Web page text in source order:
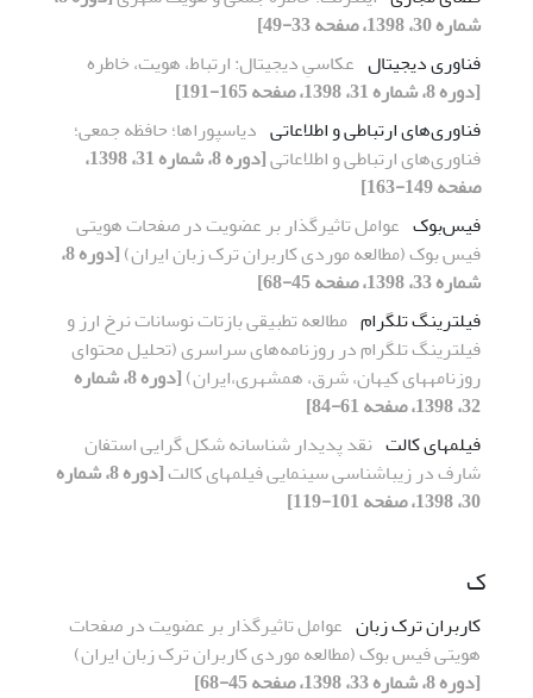
شماره 30، 1398، صفحه 33-49]
فناوری دیجیتال عکاسیِ دیجیتال: ارتباط، هویت، خاطره
[دوره 8، شماره 31، 1398، صفحه 165-191]
فناوری‌های ارتباطی و اطلاعاتی دیاسپوراها؛ حافظه جمعی؛
فناوری‌های ارتباطی و اطلاعاتی
[دوره 8، شماره 31، 1398،
صفحه 149-163]
فیس‌بوک عوامل تاثیرگذار بر عضویت در صفحات هویتی
فیس بوک (مطالعه موردی کاربران ترک زبان ایران)
[دوره 8،
شماره 33، 1398، صفحه 45-68]
فیلترینگ تلگرام مطالعه تطبیقی بازتات نوسانات نرخ ارز و
فیلترینگ تلگرام در روزنامه‌های سراسری (تحلیل محتوای
روزنامه‎های کیهان، شرق، همشهری،ایران)
[دوره 8، شماره
32، 1398، صفحه 61-84]
فیلمهای کالت نقد پدیدار شناسانه شکل گرایی استفان
شارف در زیباشناسی سینمایی فیلمهای کالت
[دوره 8، شماره
30، 1398، صفحه 101-119]
ک
کاربران ترک زبان عوامل تاثیرگذار بر عضویت در صفحات
هویتی فیس بوک (مطالعه موردی کاربران ترک زبان ایران)
[دوره 8، شماره 33، 1398، صفحه 45-68]